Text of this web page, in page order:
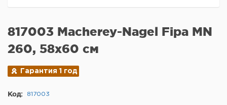
817003 Macherey-Nagel Fipa MN
260, 58x60 см
Гарантия 1 год
Код: 817003